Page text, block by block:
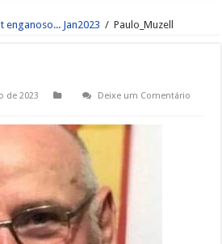
Jan2023 / Paulo_Muzell
de 2023
Deixe um Comentário